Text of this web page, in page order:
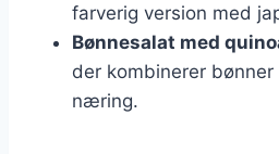
farverig version med
Bønnesalat med
der kombinerer
næring.